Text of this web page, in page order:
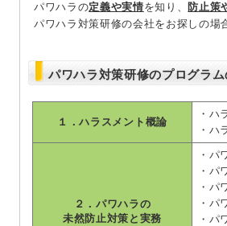
パワハラの定義や実情を知り、 防止策
パワハラ対策研修の会社をお探しの場
パワハラ対策研修のプログラム
１．ハラスメント概論
・ハ
・ハ
２．パワハラの
未然防止対策と実務
・パ
・パ
・パ
・パ
・パ